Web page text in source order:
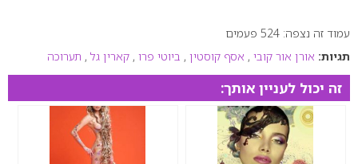
0עמוד זה נצפה: 524 פעמים
תגיות: אורן אור קובי , אסף קוסטין , ביוטי פרו , קארין גל , תערוכה
זה יכול לעניין אותך: